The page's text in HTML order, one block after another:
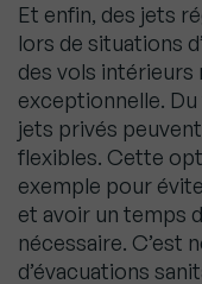
Et enfin, des jets
lors de situations
des vols intérieurs
exceptionnelle.
jets privés
flexibles. Cette
exemple pour
et avoir un temps
nécessaire. C’est
d’évacuations